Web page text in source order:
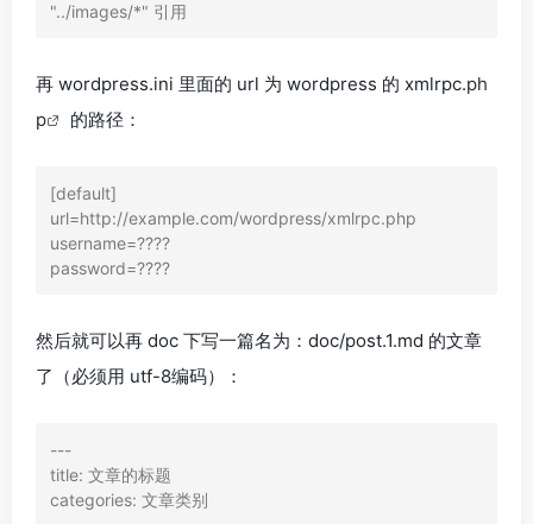
"../images/*" 引用
再 wordpress.ini 里面的 url 为 wordpress 的 xmlrpc.ph
p
的路径：
[default]
url=http://example.com/wordpress/xmlrpc.php
username=????
password=????
然后就可以再 doc 下写一篇名为：doc/post.1.md 的文章
了（必须用 utf-8编码）：
---
title: 文章的标题
categories: 文章类别